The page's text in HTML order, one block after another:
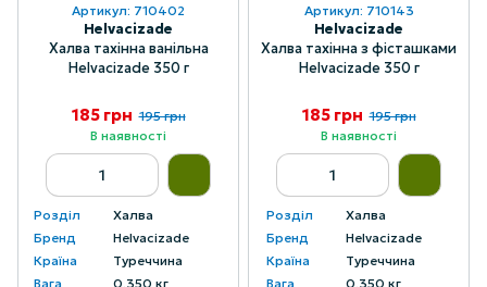
Артикул: 710402
Helvacizade
Халва тахінна ванільна
Helvacizade 350 г
185 грн 195 грн
В наявності
Розділ
Халва
Бренд
Helvacizade
Країна
Туреччина
Вага
0,350 кг
Артикул: 710143
Helvacizade
Халва тахінна з фісташками
Helvacizade 350 г
185 грн 195 грн
В наявності
Розділ
Халва
Бренд
Helvacizade
Країна
Туреччина
Вага
0,350 кг